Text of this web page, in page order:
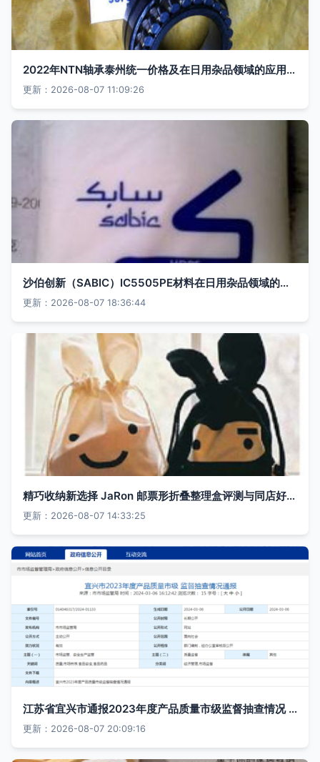
2022年NTN轴承泰州统一价格及在日用杂品领域的应用分析
更新：2026-08-07 11:09:26
沙伯创新（SABIC）IC5505PE材料在日用杂品领域的价值解析
更新：2026-08-07 18:36:44
精巧收纳新选择 JaRon 邮票形折叠整理盒评测与同店好物推荐
更新：2026-08-07 14:33:25
江苏省宜兴市通报2023年度产品质量市级监督抽查情况 日用杂品质量整体平稳
更新：2026-08-07 20:09:16